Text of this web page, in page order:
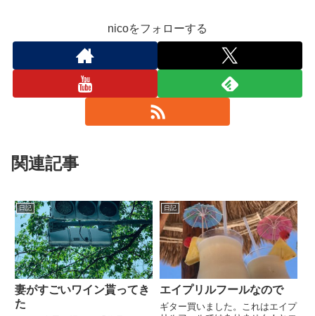
nicoをフォローする
関連記事
日記
妻がすごいワイン貰ってき
た
日記
エイプリルフールなので
ギター買いました。これはエイプ